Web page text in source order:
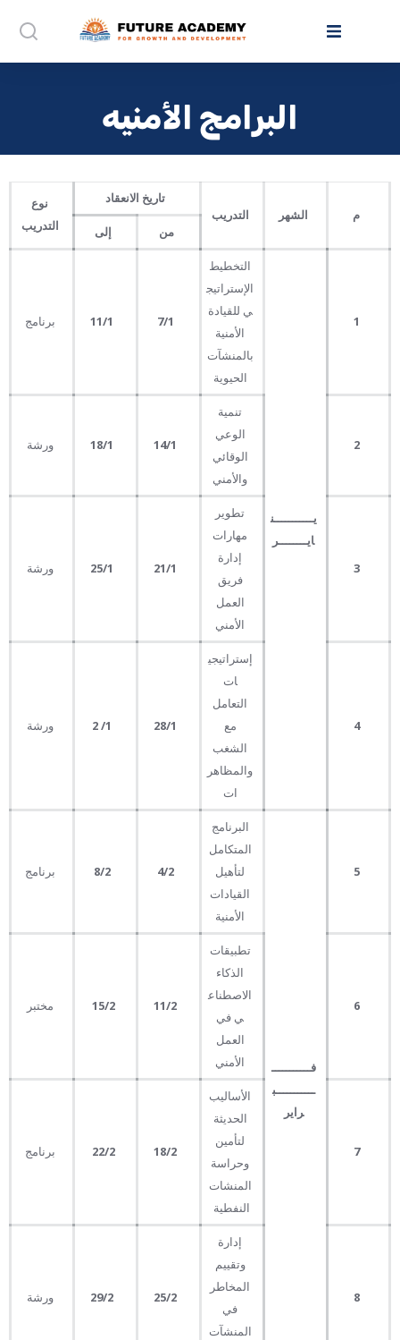
البرامج الأمنيه
م الشهر التدريب
تاريخ الانعقاد
نوع
التدريب
من إلى
1
يـــــــــــن
ايــــــــر
التخطيط
الإستراتيج
ي للقيادة
الأمنية
بالمنشآت
الحيوية
/1
/1 برنامج
2
تنمية
الوعي
الوقائي
والأمني
/1
/1 ورشة
3
تطوير
مهارات
إدارة
فريق
العمل
الأمني
/1
/1 ورشة
4
إستراتيجي
ات
التعامل
مع
الشغب
والمظاهر
ات
/1
/ ورشة
5
فـــــــــــ
ـــــــــــب
راير
البرنامج
المتكامل
لتأهيل
القيادات
الأمنية
4
/2
8
/2 برنامج
6
تطبيقات
الذكاء
الاصطناع
ي في
العمل
الأمني
/2
15/2 مختبر
7
الأساليب
الحديثة
لتأمين
وحراسة
المنشات
النفطية
/2
22/2 برنامج
8
إدارة
وتقييم
المخاطر
في
المنشآت
/2 ورشة